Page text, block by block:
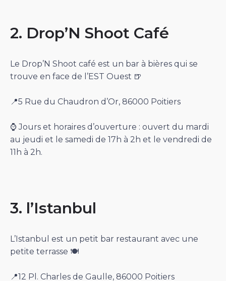
2. Drop’N Shoot Café
Le Drop’N Shoot café est un bar à bières qui se
trouve en face de l’EST Ouest 🍺
📍5 Rue du Chaudron d’Or, 86000 Poitiers
⌚️ Jours et horaires d’ouverture : ouvert du mardi
au jeudi et le samedi de 17h à 2h et le vendredi de
11h à 2h.
3. l’Istanbul
L’Istanbul est un petit bar restaurant avec une
petite terrasse 🍽
📍12 Pl. Charles de Gaulle, 86000 Poitiers